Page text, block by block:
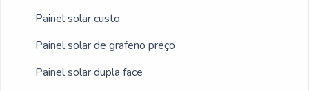
Painel solar custo
Painel solar de grafeno preço
Painel solar dupla face